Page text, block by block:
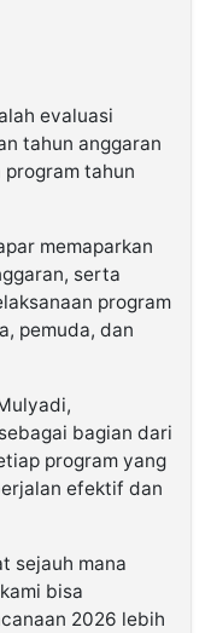
evaluasi
tahun anggaran
tahun
memaparkan
serta
program
pemuda, dan
bagian dari
program yang
efektif dan
sejauh mana
bisa
2026 lebih